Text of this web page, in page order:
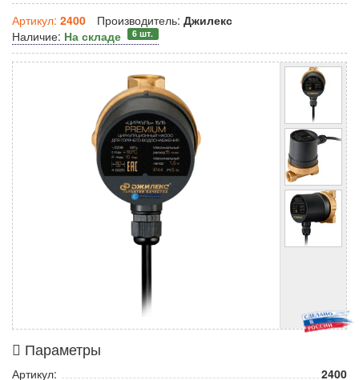
Артикул: 2400 Производитель: Джилекс
Наличие: На складе 6 шт.
Параметры
Артикул:
2400